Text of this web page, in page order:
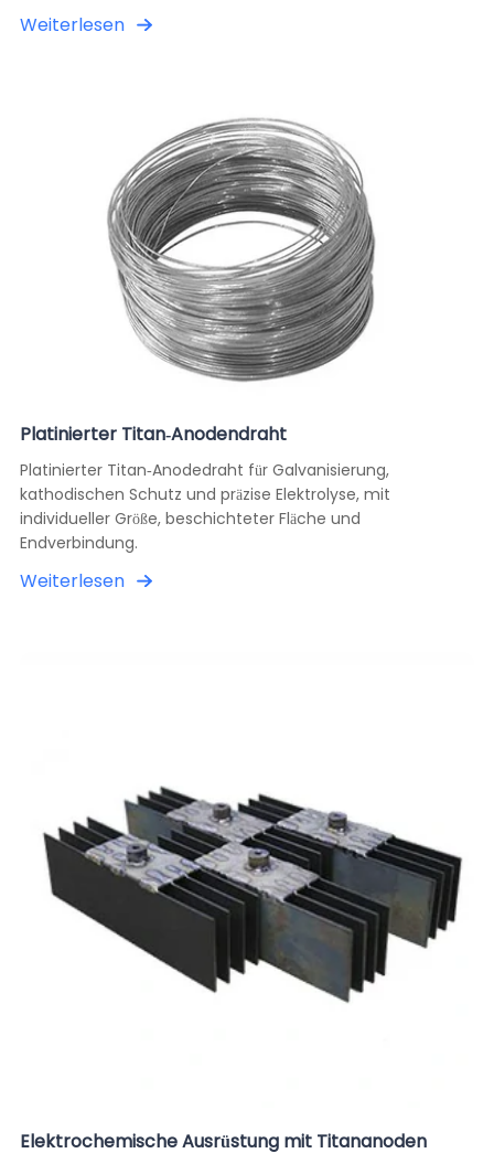
Weiterlesen
Platinierter Titan-Anodendraht
Platinierter Titan-Anodedraht für Galvanisierung,
kathodischen Schutz und präzise Elektrolyse, mit
individueller Größe, beschichteter Fläche und
Endverbindung.
Weiterlesen
Elektrochemische Ausrüstung mit Titananoden